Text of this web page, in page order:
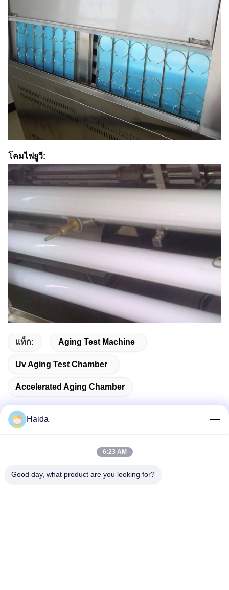
โคมไฟยูวี:
แท็ก: Aging Test Machine
Uv Aging Test Chamber
Accelerated Aging Chamber
ที่อยู่
Haida
6:23 AM
Good day, what product are you looking for?